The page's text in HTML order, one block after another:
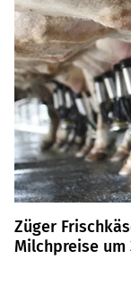
Züger
Milchpreise um